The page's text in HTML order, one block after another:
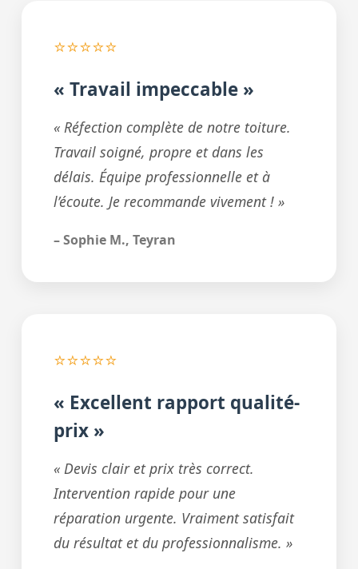
⭐⭐⭐⭐⭐
« Travail impeccable »
« Réfection complète de notre toiture.
Travail soigné, propre et dans les
délais. Équipe professionnelle et à
l’écoute. Je recommande vivement ! »
– Sophie M., Teyran
⭐⭐⭐⭐⭐
« Excellent rapport qualité-
prix »
« Devis clair et prix très correct.
Intervention rapide pour une
réparation urgente. Vraiment satisfait
du résultat et du professionnalisme. »